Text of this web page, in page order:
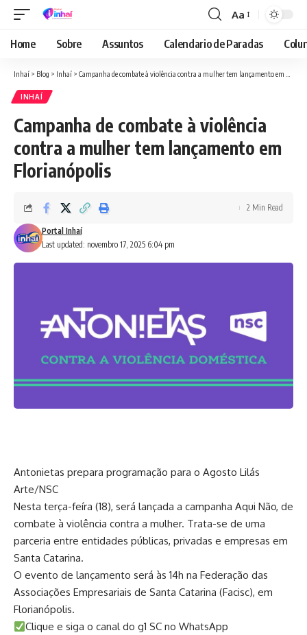
Font
Resizer
Aa
Home Sobre Assuntos Calendario de Paradas
Inhaí > Blog > Inhaí > Campanha de combate à violência contra a mulher tem lançamento em Florianópolis
INHAÍ
Campanha de combate à violência
contra a mulher tem lançamento em
Florianópolis
Last updated: novembro 17, 2025 6:04 pm
Portal Inhaí
2 Min Read
Antonietas prepara programação para o Agosto Lilás
Arte/NSC
Nesta terça-feíra (18), será lançada a campanha Aqui Não, de
combate à violência contra a mulher. Trata-se de uma
parceria entre entidades públicas, privadas e empresas em
Santa Catarina.
O evento de lançamento será às 14h na Federação das
Associações Empresariais de Santa Catarina (Facisc), em
Florianópolis.
Clique e siga o canal do g1 SC no WhatsApp